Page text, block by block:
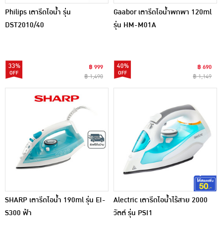
Philips เตารีดไอน้ำ รุ่น
DST2010/40
33%
฿ 999
฿ 1,490
Gaabor เตารีดไอน้ำพกพา 120ml
รุ่น HM-M01A
40%
฿ 690
฿ 1,149
SHARP เตารีดไอน้ำ 190ml รุ่น EI-
S300 ฟ้า
Alectric เตารีดไอน้ำไร้สาย 2000
วัตต์ รุ่น PSI1